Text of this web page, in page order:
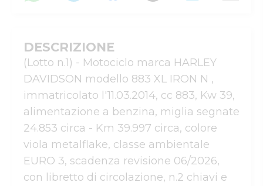
DESCRIZIONE
(Lotto n.1) - Motociclo marca HARLEY
DAVIDSON modello 883 XL IRON N ,
immatricolato l'11.03.2014, cc 883, Kw 39,
alimentazione a benzina, miglia segnate
24.853 circa - Km 39.997 circa, colore
viola metalflake, classe ambientale
EURO 3, scadenza revisione 06/2026,
con libretto di circolazione, n.2 chiavi e